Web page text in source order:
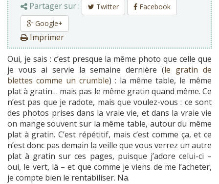
Partager sur :
Twitter
Facebook
Google+
Imprimer
Oui, je sais : c’est presque la même photo que celle que
je vous ai servie la semaine dernière (le gratin de
blettes comme un crumble) : la même table, le même
plat à gratin… mais pas le même gratin quand même. Ce
n’est pas que je radote, mais que voulez-vous : ce sont
des photos prises dans la vraie vie, et dans la vraie vie
on mange souvent sur la même table, autour du même
plat à gratin. C’est répétitif, mais c’est comme ça, et ce
n’est donc pas demain la veille que vous verrez un autre
plat à gratin sur ces pages, puisque j’adore celui-ci –
oui, le vert, là – et que comme je viens de me l’acheter,
je compte bien le rentabiliser. Na.